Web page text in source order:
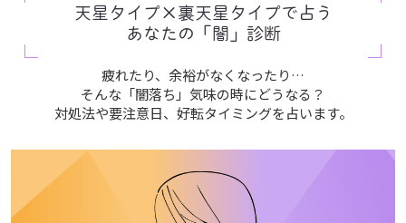
天星タイプ×裏天星タイプで占う
あなたの「闇」診断
疲れたり、余裕がなくなったり…
そんな「闇落ち」気味の時にどうなる？
対処法や要注意日、好転タイミングを占います。